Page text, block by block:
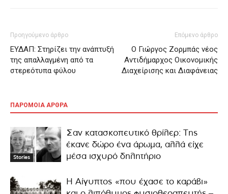
Προηγούμενο άρθρο
ΕΥΔΑΠ: Στηρίζει την ανάπτυξή
της απαλλαγμένη από τα
στερεότυπα φύλου
Επόμενο άρθρο
Ο Γιώργος Ζορμπάς νέος
Αντιδήμαρχος Οικονομικής
Διαχείρισης και Διαφάνειας
ΠΑΡΟΜΟΙΑ ΑΡΘΡΑ
Stories
Σαν κατασκοπευτικό θρίλερ: Της
έκανε δώρο ένα άρωμα, αλλά είχε
μέσα ισχυρό δηλητήριο
Η Αίγυπτος «που έχασε το καράβι»